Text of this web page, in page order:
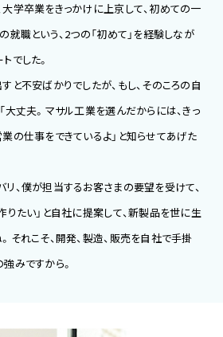
学卒業をきっかけに上京して、初めての一
就職という、2つの「初めて」を経験しなが
でした。
と不安ばかりでしたが、もし、そのころの自
大丈夫。マサル工業を選んだからには、きっ
の仕事をできているよ」と知らせてあげた
、僕が担当するお客さまの要望を受けて、
りたい」と自社に提案して、新製品を世に生
それこそ、開発、製造、販売を自社で手掛
みですから。